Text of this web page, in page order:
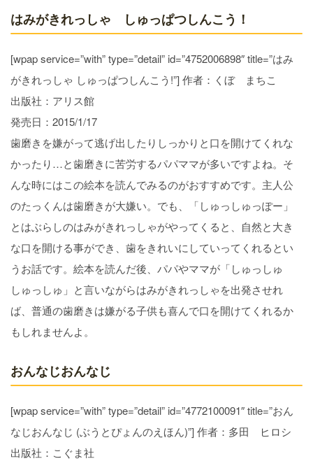
はみがきれっしゃ しゅっぱつしんこう！
[wpap service=”with” type=”detail” id=”4752006898″ title=”はみ
がきれっしゃ しゅっぱつしんこう!”] 作者：くぼ まちこ
出版社：アリス館
発売日：2015/1/17
歯磨きを嫌がって逃げ出したりしっかりと口を開けてくれな
かったり…と歯磨きに苦労するパパママが多いですよね。そ
んな時にはこの絵本を読んでみるのがおすすめです。主人公
のたっくんは歯磨きが大嫌い。でも、「しゅっしゅっぽー」
とはぶらしのはみがきれっしゃがやってくると、自然と大き
な口を開ける事ができ、歯をきれいにしていってくれるとい
うお話です。絵本を読んだ後、パパやママが「しゅっしゅ
しゅっしゅ」と言いながらはみがきれっしゃを出発させれ
ば、普通の歯磨きは嫌がる子供も喜んで口を開けてくれるか
もしれませんよ。
おんなじおんなじ
[wpap service=”with” type=”detail” id=”4772100091″ title=”おん
なじおんなじ (ぶうとぴょんのえほん)”] 作者：多田 ヒロシ
出版社：こぐま社